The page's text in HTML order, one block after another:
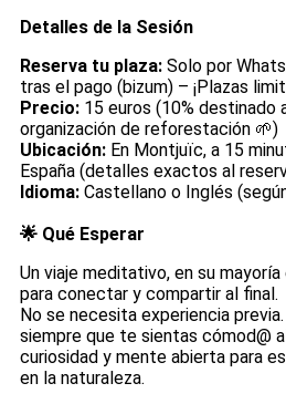
Detalles de la Sesión
Reserva tu plaza: Solo por
tras el pago (bizum) – ¡Plazas
Precio: 15 euros (10% destinado
organización de reforestación 🌱)
Ubicación: En Montjuïc, a 15
España (detalles exactos al
Idioma: Castellano o Inglés
🌟 Qué Esperar
Un viaje meditativo, en su
para conectar y compartir al final.
No se necesita experiencia previa.
siempre que te sientas cómod@
curiosidad y mente abierta para
en la naturaleza.